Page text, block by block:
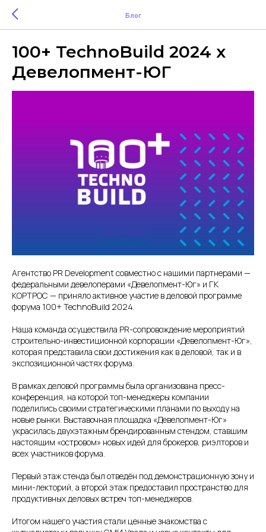
Блог
100+ TechnoBuild 2024 х
Девелопмент-ЮГ
Агентство PR Development совместно с нашими партнерами —
федеральными девелоперами «Девелопмент-Юг» и ГК
КОРТРОС — приняло активное участие в деловой программе
форума 100+ TechnoBuild 2024.
Наша команда осуществила PR-сопровождение мероприятий
строительно-инвестиционной корпорации «Девелопмент-Юг»,
которая представила свои достижения как в деловой, так и в
экспозиционной частях форума.
В рамках деловой программы была организована пресс-
конференция, на которой топ-менеджеры компании
поделились своими стратегическими планами по выходу на
новые рынки. Выставочная площадка «Девелопмент-Юг»
украсилась двухэтажным брендированным стендом, ставшим
настоящим «островом» новых идей для брокеров, риэлторов и
всех участников форума.
Первый этаж стенда был отведён под демонстрационную зону и
мини-лекторий, а второй этаж предоставил пространство для
продуктивных деловых встреч топ-менеджеров.
Итогом нашего участия стали ценные знакомства с